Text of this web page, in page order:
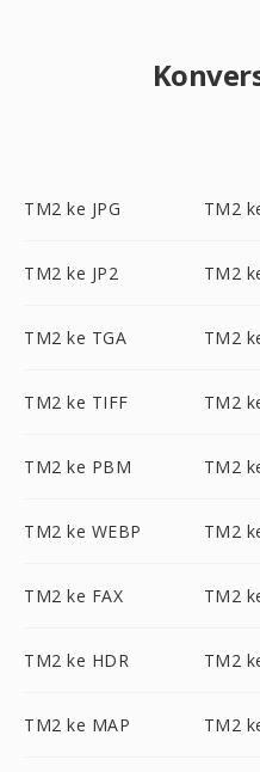
TM2 ke JPG TM2
TM2 ke JP2 TM2
TM2 ke TGA TM2
TM2 ke TIFF TM2
TM2 ke PBM TM2
TM2 ke WEBP TM2
TM2 ke FAX TM2
TM2 ke HDR TM2
TM2 ke MAP TM2